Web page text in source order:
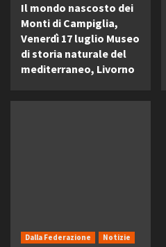
Il mondo nascosto dei
Monti di Campiglia,
Venerdì 17 luglio Museo
di storia naturale del
mediterraneo, Livorno
Dalla Federazione Notizie